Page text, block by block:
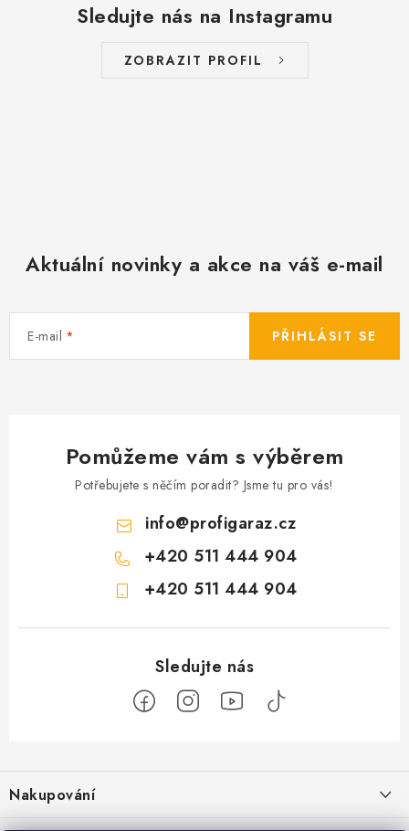
Sledujte nás na Instagramu
ZOBRAZIT PROFIL
Aktuální novinky a akce na váš e-mail
E-mail PŘIHLÁSIT SE
Pomůžeme vám s výběrem
Potřebujete s něčím poradit? Jsme tu pro vás!
info@profigaraz.cz
+420 511 444 904
+420 511 444 904
pNakupování